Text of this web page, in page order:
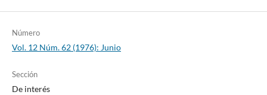
Número
Vol. 12 Núm. 62 (1976): Junio
Sección
De interés